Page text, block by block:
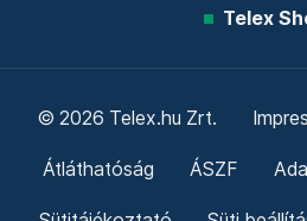
Telex
© 2026 Telex.hu Zrt.
Átláthatóság ÁSZF